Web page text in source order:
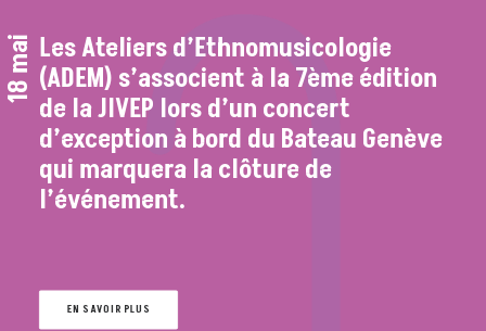
18 mai Les Ateliers d’Ethnomusicologie
(ADEM) s’associent à la 7ème édition
de la JIVEP lors d’un concert
d’exception à bord du Bateau Genève
qui marquera la clôture de
l’événement.
EN SAVOIR PLUS